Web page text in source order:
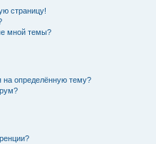
страницу!
мной темы?
на определённую тему?